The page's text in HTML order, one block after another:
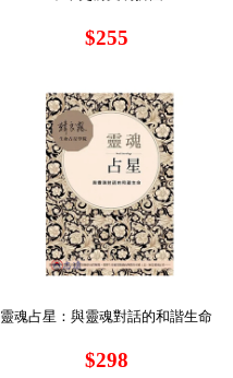
$255
靈魂占星：與靈魂對話的和諧生命
$298